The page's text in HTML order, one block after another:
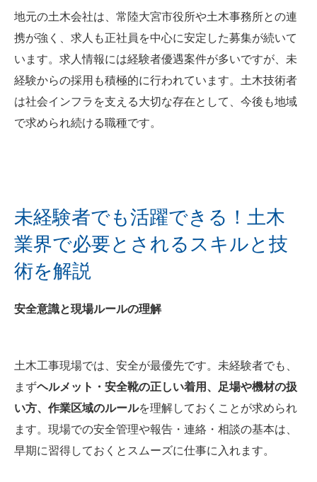
地元の土木会社は、常陸大宮市役所や土木事務所との連
携が強く、求人も正社員を中心に安定した募集が続いて
います。求人情報には経験者優遇案件が多いですが、未
経験からの採用も積極的に行われています。土木技術者
は社会インフラを支える大切な存在として、今後も地域
で求められ続ける職種です。
未経験者でも活躍できる！土木
業界で必要とされるスキルと技
術を解説
安全意識と現場ルールの理解
土木工事現場では、安全が最優先です。未経験者でも、
まずヘルメット・安全靴の正しい着用、足場や機材の扱
い方、作業区域のルールを理解しておくことが求められ
ます。現場での安全管理や報告・連絡・相談の基本は、
早期に習得しておくとスムーズに仕事に入れます。